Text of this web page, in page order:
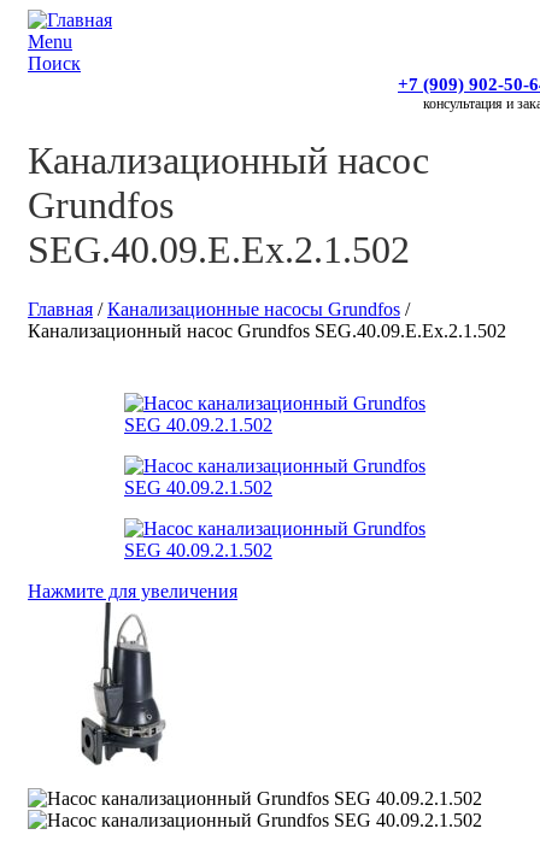
Menu
Поиск
+7 (909) 902-50-
консультация и
Канализационный насос
Grundfos
SEG.40.09.E.Ex.2.1.502
Главная /Канализационные насосы Grundfos /
Канализационный насос Grundfos SEG.40.09.E.Ex.2.1.502
Нажмите для увеличения